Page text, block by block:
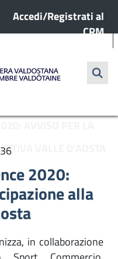
Menu profilo utente
Accedi/Registrati al
CRM
Cerca
VALLE D’AOSTA
2020:
alla
in collaborazione